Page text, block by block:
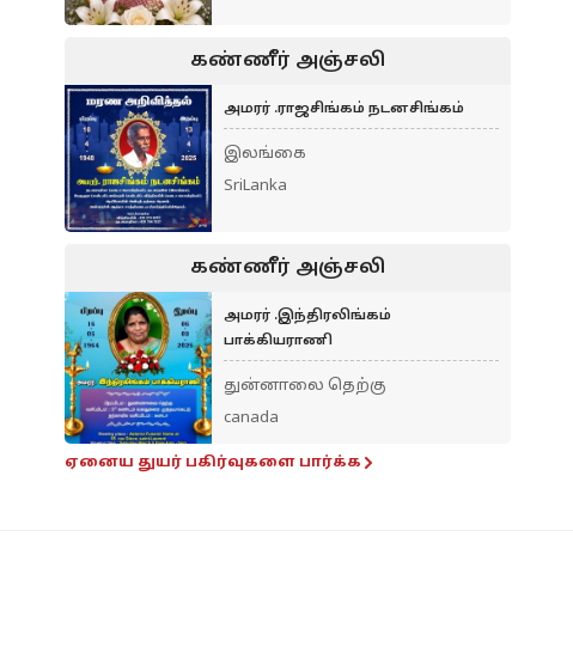
கண்ணீர் அஞ்சலி
அமரர் .ராஜசிங்கம் நடனசிங்கம்
இலங்கை
SriLanka
கண்ணீர் அஞ்சலி
அமரர் .இந்திரலிங்கம்
பாக்கியராணி
துன்னாலை தெற்கு
canada
ஏனைய துயர் பகிர்வுகளை பார்க்க